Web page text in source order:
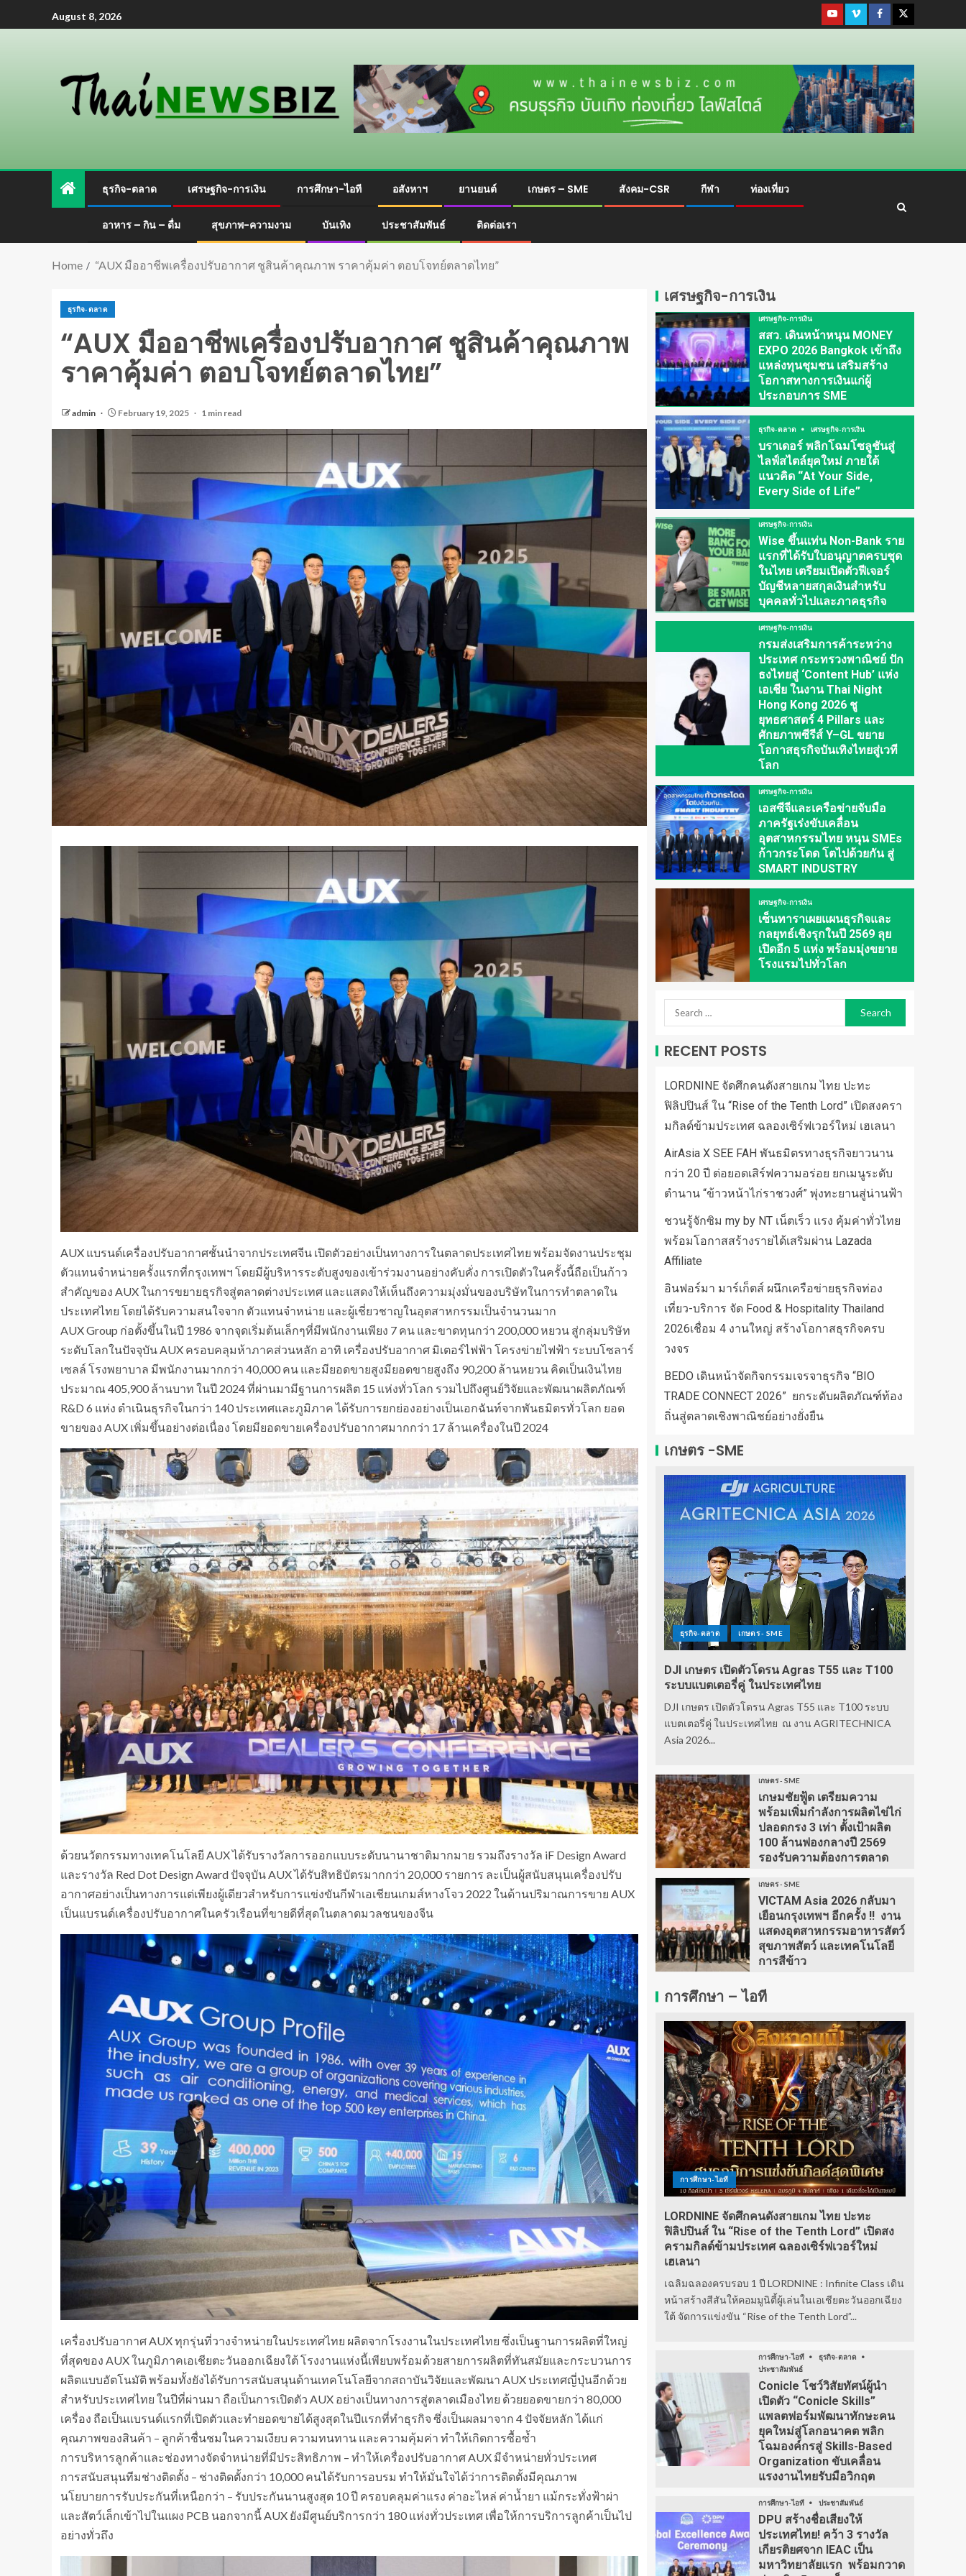
August 8, 2026
ธุรกิจ-ตลาด เศรษฐกิจ-การเงิน การศึกษา-ไอที อสังหาฯ ยานยนต์ เกษตร – SME สังคม-CSR กีฬา ท่องเที่ยว
อาหาร – กิน – ดื่ม สุขภาพ-ความงาม บันเทิง ประชาสัมพันธ์ ติดต่อเรา
Home “AUX มืออาชีพเครื่องปรับอากาศ ชูสินค้าคุณภาพ ราคาคุ้มค่า ตอบโจทย์ตลาดไทย”
ธุรกิจ-ตลาด
“AUX มืออาชีพเครื่องปรับอากาศ ชูสินค้าคุณภาพ
ราคาคุ้มค่า ตอบโจทย์ตลาดไทย”
admin February 19, 2025 1 min read
AUX แบรนด์เครื่องปรับอากาศชั้นนำจากประเทศจีน เปิดตัวอย่างเป็นทางการในตลาดประเทศไทย พร้อมจัดงานประชุม
ตัวแทนจำหน่ายครั้งแรกที่กรุงเทพฯ โดยมีผู้บริหารระดับสูงของเข้าร่วมงานอย่างคับคั่ง การเปิดตัวในครั้งนี้ถือเป็นก้าว
สำคัญของ AUX ในการขยายธุรกิจสู่ตลาดต่างประเทศ และแสดงให้เห็นถึงความมุ่งมั่นของบริษัทในการทำตลาดใน
ประเทศไทย โดยได้รับความสนใจจาก ตัวแทนจำหน่าย และผู้เชี่ยวชาญในอุตสาหกรรมเป็นจำนวนมาก
AUX Group ก่อตั้งขึ้นในปี 1986 จากจุดเริ่มต้นเล็กๆที่มีพนักงานเพียง 7 คน และขาดทุนกว่า 200,000 หยวน สู่กลุ่มบริษัท
ระดับโลกในปัจจุบัน AUX ครอบคลุมห้าภาคส่วนหลัก อาทิ เครื่องปรับอากาศ มิเตอร์ไฟฟ้า โครงข่ายไฟฟ้า ระบบโซลาร์
เซลล์ โรงพยาบาล มีพนักงานมากกว่า 40,000 คน และมียอดขายสูงมียอดขายสูงถึง 90,200 ล้านหยวน คิดเป็นเงินไทย
ประมาณ 405,900 ล้านบาท ในปี 2024 ที่ผ่านมามีฐานการผลิต 15 แห่งทั่วโลก รวมไปถึงศูนย์วิจัยและพัฒนาผลิตภัณฑ์
R&D 6 แห่ง ดำเนินธุรกิจในกว่า 140 ประเทศและภูมิภาค ได้รับการยกย่องอย่างเป็นเอกฉันท์จากพันธมิตรทั่วโลก ยอด
ขายของ AUX เพิ่มขึ้นอย่างต่อเนื่อง โดยมียอดขายเครื่องปรับอากาศมากกว่า 17 ล้านเครื่องในปี 2024
ด้วยนวัตกรรมทางเทคโนโลยี AUX ได้รับรางวัลการออกแบบระดับนานาชาติมากมาย รวมถึงรางวัล iF Design Award
และรางวัล Red Dot Design Award ปัจจุบัน AUX ได้รับสิทธิบัตรมากกว่า 20,000 รายการ ละเป็นผู้สนับสนุนเครื่องปรับ
อากาศอย่างเป็นทางการแต่เพียงผู้เดียวสำหรับการแข่งขันกีฬาเอเชียนเกมส์หางโจว 2022 ในด้านปริมาณการขาย AUX
เป็นแบรนด์เครื่องปรับอากาศในครัวเรือนที่ขายดีที่สุดในตลาดมวลชนของจีน
เครื่องปรับอากาศ AUX ทุกรุ่นที่วางจำหน่ายในประเทศไทย ผลิตจากโรงงานในประเทศไทย ซึ่งเป็นฐานการผลิตที่ใหญ่
ที่สุดของ AUX ในภูมิภาคเอเชียตะวันออกเฉียงใต้ โรงงานแห่งนี้เพียบพร้อมด้วยสายการผลิตที่ทันสมัยและกระบวนการ
ผลิตแบบอัตโนมัติ พร้อมทั้งยังได้รับการสนับสนุนด้านเทคโนโลยีจากสถาบันวิจัยและพัฒนา AUX ประเทศญี่ปุ่นอีกด้วย
สำหรับประเทศไทย ในปีที่ผ่านมา ถือเป็นการเปิดตัว AUX อย่างเป็นทางการสู่ตลาดเมืองไทย ด้วยยอดขายกว่า 80,000
เครื่อง ถือเป็นแบรนด์แรกที่เปิดตัวและทำยอดขายได้สูงสุดในปีแรกที่ทำธุรกิจ ซึ่งเป็นผลมาจาก 4 ปัจจัยหลัก ได้แก่
คุณภาพของสินค้า – ลูกค้าชื่นชมในความเงียบ ความทนทาน และความคุ้มค่า ทำให้เกิดการซื้อซ้ำ
การบริหารลูกค้าและช่องทางจัดจำหน่ายที่มีประสิทธิภาพ – ทำให้เครื่องปรับอากาศ AUX มีจำหน่ายทั่วประเทศ
การสนับสนุนทีมช่างติดตั้ง – ช่างติดตั้งกว่า 10,000 คนได้รับการอบรม ทำให้มั่นใจได้ว่าการติดตั้งมีคุณภาพ
นโยบายการรับประกันที่เหนือกว่า – รับประกันนานสูงสุด 10 ปี ครอบคลุมค่าแรง ค่าอะไหล่ ค่าน้ำยา แม้กระทั่งฟ้าผ่า
และสัตว์เล็กเข้าไปในแผง PCB นอกจากนี้ AUX ยังมีศูนย์บริการกว่า 180 แห่งทั่วประเทศ เพื่อให้การบริการลูกค้าเป็นไป
อย่างทั่วถึง
เศรษฐกิจ-การเงิน
เศรษฐกิจ-การเงิน
สสว. เดินหน้าหนุน MONEY
EXPO 2026 Bangkok เข้าถึง
แหล่งทุนชุมชน เสริมสร้าง
โอกาสทางการเงินแก่ผู้
ประกอบการ SME
ธุรกิจ-ตลาด เศรษฐกิจ-การเงิน
บราเดอร์ พลิกโฉมโซลูชันสู่
ไลฟ์สไตล์ยุคใหม่ ภายใต้
แนวคิด “At Your Side,
Every Side of Life”
เศรษฐกิจ-การเงิน
Wise ขึ้นแท่น Non-Bank ราย
แรกที่ได้รับใบอนุญาตครบชุด
ในไทย เตรียมเปิดตัวฟีเจอร์
บัญชีหลายสกุลเงินสำหรับ
บุคคลทั่วไปและภาคธุรกิจ
เศรษฐกิจ-การเงิน
กรมส่งเสริมการค้าระหว่าง
ประเทศ กระทรวงพาณิชย์ ปัก
ธงไทยสู่ ‘Content Hub’ แห่ง
เอเชีย ในงาน Thai Night
Hong Kong 2026 ชู
ยุทธศาสตร์ 4 Pillars และ
ศักยภาพซีรีส์ Y–GL ขยาย
โอกาสธุรกิจบันเทิงไทยสู่เวที
โลก
เศรษฐกิจ-การเงิน
เอสซีจีและเครือข่ายจับมือ
ภาครัฐเร่งขับเคลื่อน
อุตสาหกรรมไทย หนุน SMEs
ก้าวกระโดด โตไปด้วยกัน สู่
SMART INDUSTRY
เศรษฐกิจ-การเงิน
เซ็นทาราเผยแผนธุรกิจและ
กลยุทธ์เชิงรุกในปี 2569 ลุย
เปิดอีก 5 แห่ง พร้อมมุ่งขยาย
โรงแรมไปทั่วโลก
RECENT POSTS
LORDNINE จัดศึกคนดังสายเกม ไทย ปะทะ
ฟิลิปปินส์ ใน “Rise of the Tenth Lord” เปิดสงครา
มกิลด์ข้ามประเทศ ฉลองเซิร์ฟเวอร์ใหม่ เฮเลนา
AirAsia X SEE FAH พันธมิตรทางธุรกิจยาวนาน
กว่า 20 ปี ต่อยอดเสิร์ฟความอร่อย ยกเมนูระดับ
ตำนาน “ข้าวหน้าไก่ราชวงศ์” พุ่งทะยานสู่น่านฟ้า
ชวนรู้จักซิม my by NT เน็ตเร็ว แรง คุ้มค่าทั่วไทย
พร้อมโอกาสสร้างรายได้เสริมผ่าน Lazada
Affiliate
อินฟอร์มา มาร์เก็ตส์ ผนึกเครือข่ายธุรกิจท่อง
เที่ยว-บริการ จัด Food & Hospitality Thailand
2026เชื่อม 4 งานใหญ่ สร้างโอกาสธุรกิจครบ
วงจร
BEDO เดินหน้าจัดกิจกรรมเจรจาธุรกิจ “BIO
TRADE CONNECT 2026” ยกระดับผลิตภัณฑ์ท้อง
ถิ่นสู่ตลาดเชิงพาณิชย์อย่างยั่งยืน
เกษตร -SME
ธุรกิจ-ตลาด เกษตร - SME
DJI เกษตร เปิดตัวโดรน Agras T55 และ T100
ระบบแบตเตอรี่คู่ ในประเทศไทย
DJI เกษตร เปิดตัวโดรน Agras T55 และ T100 ระบบ
แบตเตอรี่คู่ ในประเทศไทย ณ งาน AGRITECHNICA
Asia 2026...
เกษตร - SME
เกษมชัยฟู้ด เตรียมความ
พร้อมเพิ่มกำลังการผลิตไข่ไก่
ปลอดกรง 3 เท่า ตั้งเป้าผลิต
100 ล้านฟองกลางปี 2569
รองรับความต้องการตลาด
เกษตร - SME
VICTAM Asia 2026 กลับมา
เยือนกรุงเทพฯ อีกครั้ง !! งาน
แสดงอุตสาหกรรมอาหารสัตว์
สุขภาพสัตว์ และเทคโนโลยี
การสีข้าว
การศึกษา – ไอที
การศึกษา-ไอที
LORDNINE จัดศึกคนดังสายเกม ไทย ปะทะ
ฟิลิปปินส์ ใน “Rise of the Tenth Lord” เปิดสง
ครามกิลด์ข้ามประเทศ ฉลองเซิร์ฟเวอร์ใหม่
เฮเลนา
เฉลิมฉลองครบรอบ 1 ปี LORDNINE : Infinite Class เดิน
หน้าสร้างสีสันให้คอมมูนิตี้ผู้เล่นในเอเชียตะวันออกเฉียง
ใต้ จัดการแข่งขัน “Rise of the Tenth Lord”...
การศึกษา-ไอที
ธุรกิจ-ตลาด
ประชาสัมพันธ์
Conicle โชว์วิสัยทัศน์ผู้นำ
เปิดตัว “Conicle Skills”
แพลตฟอร์มพัฒนาทักษะคน
ยุคใหม่สู่โลกอนาคต พลิก
โฉมองค์กรสู่ Skills-Based
Organization ขับเคลื่อน
แรงงานไทยรับมือวิกฤต
การศึกษา-ไอที ประชาสัมพันธ์
DPU สร้างชื่อเสียงให้
ประเทศไทย! คว้า 3 รางวัล
เกียรติยศจาก IEAC เป็น
มหาวิทยาลัยแรก พร้อมกวาด